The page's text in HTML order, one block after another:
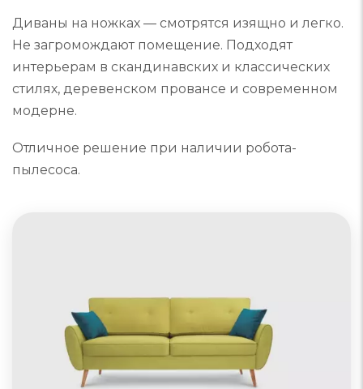
Диваны на ножках — смотрятся изящно и легко.
Не загромождают помещение. Подходят
интерьерам в скандинавских и классических
стилях, деревенском провансе и современном
модерне.
Отличное решение при наличии робота-
пылесоса.